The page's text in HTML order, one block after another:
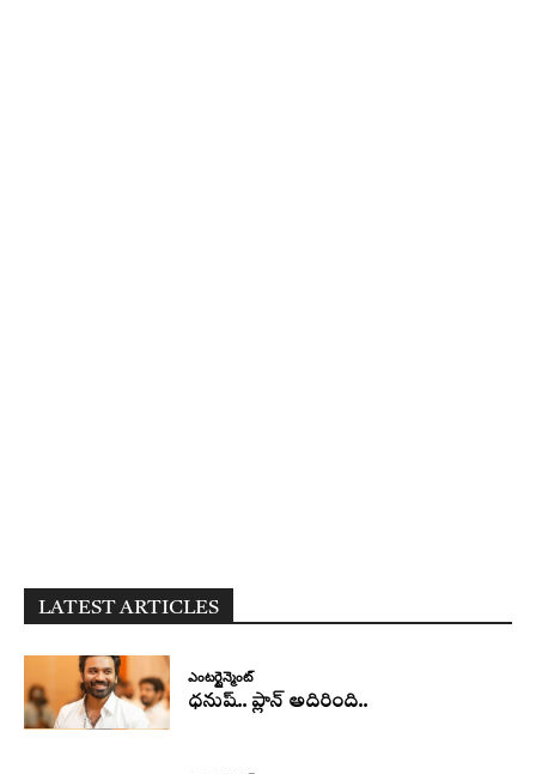
LATEST ARTICLES
ఎంటర్టైన్మెంట్
ధనుష్‌.. ప్లాన్ అదిరింది..